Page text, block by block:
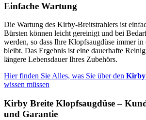
Einfache Wartung
Die Wartung des Kirby-Breitstrahlers ist
Bürsten können leicht gereinigt und bei
werden, so dass Ihre Klopfsaugdüse immer in
bleibt. Das Ergebnis ist eine dauerhafte
längere Lebensdauer Ihres Zubehörs.
Hier finden Sie Alles, was Sie über den Kirby
wissen müssen
Kirby Breite Klopfsaugdüse –
und Garantie